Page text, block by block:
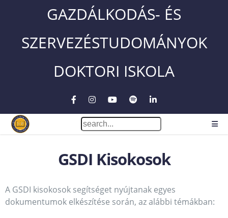
GAZDÁLKODÁS- ÉS
SZERVEZÉSTUDOMÁNYOK
DOKTORI ISKOLA
GSDI Kisokosok
A GSDI kisokosok segítséget nyújtanak egyes
dokumentumok elkészítése során, az alábbi témákban: